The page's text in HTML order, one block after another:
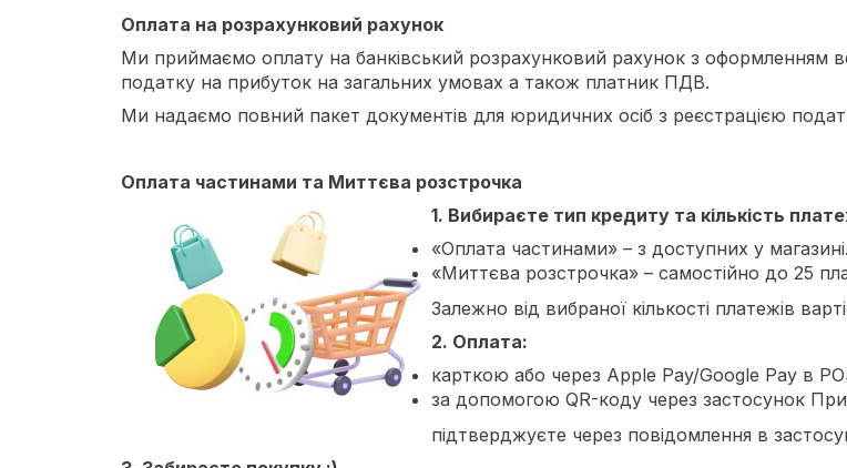
Оплата на розрахунковий рахунок
Ми приймаємо оплату на банківський розрахунковий рахунок з оформленням
податку на прибуток на загальних умовах а також платник ПДВ.
Ми надаємо повний пакет документів для юридичних осіб з реєстрацією
Оплата частинами та Миттєва розстрочка
1. Вибираєте тип кредиту та кількість
«Оплата частинами» – з доступних у магазині.
«Миттєва розстрочка» – самостійно до 25
Залежно від вибраної кількості платежів
2. Оплата:
карткою або через Apple Pay/Google Pay в
за допомогою QR-коду через застосунок
підтверджуєте через повідомлення в